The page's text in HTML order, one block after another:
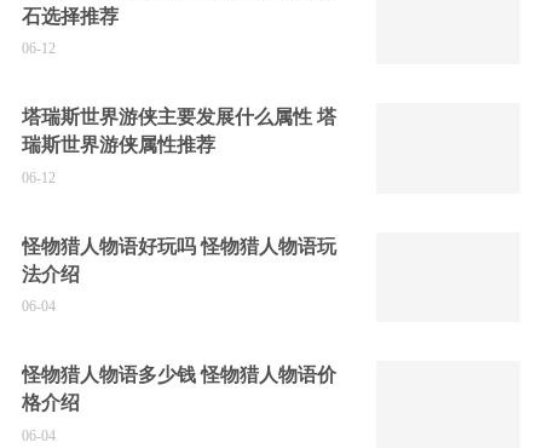
石选择推荐
06-12
塔瑞斯世界游侠主要发展什么属性 塔
瑞斯世界游侠属性推荐
06-12
怪物猎人物语好玩吗 怪物猎人物语玩
法介绍
06-04
怪物猎人物语多少钱 怪物猎人物语价
格介绍
06-04